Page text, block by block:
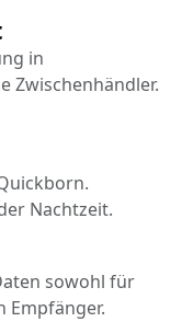
sowohl für
Empfänger.
Nachtzeit.
in
Zwischenhändler.